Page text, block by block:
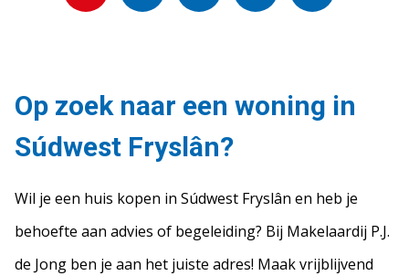
Op zoek naar een woning in
Súdwest Fryslân?
Wil je een huis kopen in Súdwest Fryslân en heb je
behoefte aan advies of begeleiding? Bij Makelaardij P.J.
de Jong ben je aan het juiste adres! Maak vrijblijvend